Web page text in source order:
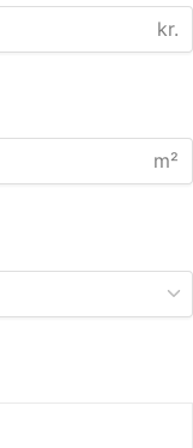
kr.
m²